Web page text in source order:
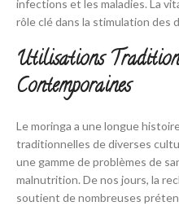
infections et les maladies. La
rôle clé dans la stimulation des
Utilisations
Contemporaines
Le moringa a une longue
traditionnelles de diverses
une gamme de problèmes de
malnutrition. De nos jours, la
soutient de nombreuses